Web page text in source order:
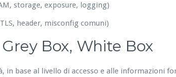
storage, exposure, logging)
header, misconfig comuni)
Box, White Box
in base al livello di accesso e alle informazioni